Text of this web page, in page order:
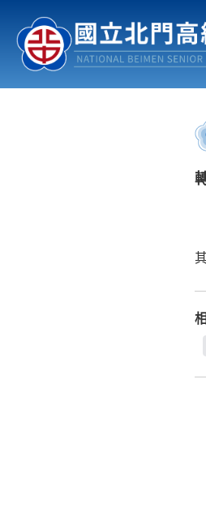
認識北中 行事曆
:::